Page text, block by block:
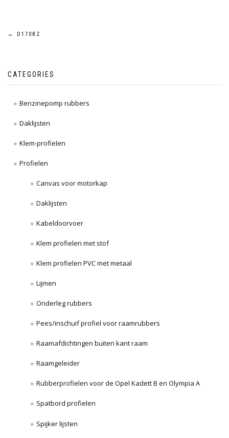
Post
← D170BZ
CATEGORIES
Benzinepomp rubbers
Daklijsten
Klem-profielen
Profielen
Canvas voor motorkap
Daklijsten
Kabeldoorvoer
Klem profielen met stof
Klem profielen PVC met metaal
Lijmen
Onderleg rubbers
Pees/inschuif profiel voor raamrubbers
Raamafdichtingen buiten kant raam
Raamgeleider
Rubberprofielen voor de Opel Kadett B en Olympia A
Spatbord profielen
Spijker lijsten